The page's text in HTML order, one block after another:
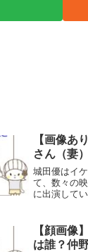
【画像あ
さん（妻
城田優はイ
て、数々の
に出演して
していると
ですか？そ
して奥さん
ついて調査
【顔画像
は誰？仲